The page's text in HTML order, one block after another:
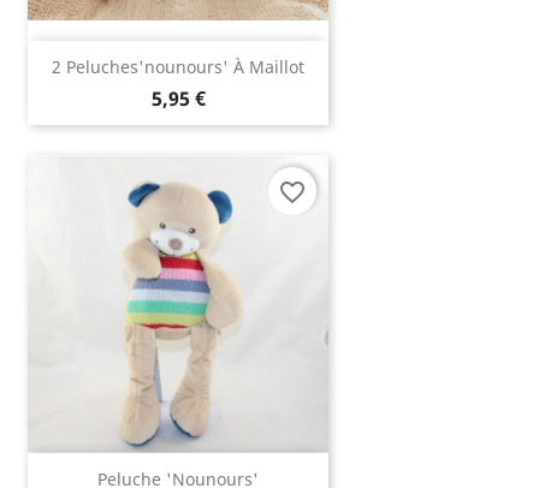
2 Peluches'nounours' À Maillot
5,95 €
Peluche 'Nounours'
favorite_border